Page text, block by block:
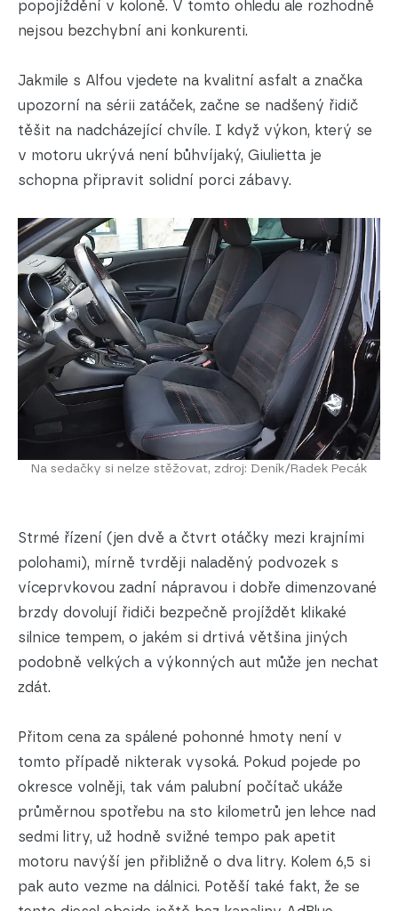
popojíždění v koloně. V tomto ohledu ale rozhodně
nejsou bezchybní ani konkurenti.
Jakmile s Alfou vjedete na kvalitní asfalt a značka
upozorní na sérii zatáček, začne se nadšený řidič
těšit na nadcházející chvíle. I když výkon, který se
v motoru ukrývá není bůhvíjaký, Giulietta je
schopna připravit solidní porci zábavy.
Na sedačky si nelze stěžovat, zdroj: Deník/Radek Pecák
Strmé řízení (jen dvě a čtvrt otáčky mezi krajními
polohami), mírně tvrději naladěný podvozek s
víceprvkovou zadní nápravou i dobře dimenzované
brzdy dovolují řidiči bezpečně projíždět klikaké
silnice tempem, o jakém si drtivá většina jiných
podobně velkých a výkonných aut může jen nechat
zdát.
Přitom cena za spálené pohonné hmoty není v
tomto případě nikterak vysoká. Pokud pojede po
okresce volněji, tak vám palubní počítač ukáže
průměrnou spotřebu na sto kilometrů jen lehce nad
sedmi litry, už hodně svižné tempo pak apetit
motoru navýší jen přibližně o dva litry. Kolem 6,5 si
pak auto vezme na dálnici. Potěší také fakt, že se